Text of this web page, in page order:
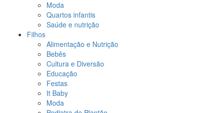
Moda
Quartos infantis
Saúde e nutrição
Filhos
Alimentação e Nutrição
Bebês
Cultura e Diversão
Educação
Festas
It Baby
Moda